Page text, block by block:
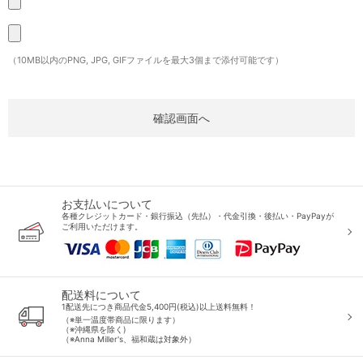
（10MB以内のPNG, JPG, GIFファイルを最大3個まで添付可能です）
お支払いについて
各種クレジットカード・銀行振込（先払）・代金引換・後払い・PayPayが
ご利用いただけます。
配送料について
1配送先につき商品代金5,400円(税込)以上送料無料！
（※単一温度帯商品に限ります）
（※沖縄県を除く)
（※Anna Miller's、福和蔵は対象外）